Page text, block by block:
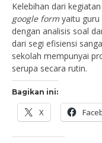
Kelebihan dari
google formyaitu guru
dengan analisis soal
dari segi efisiensi
sekolah mempunyai
serupa secara rutin.
Bagikan ini:
X